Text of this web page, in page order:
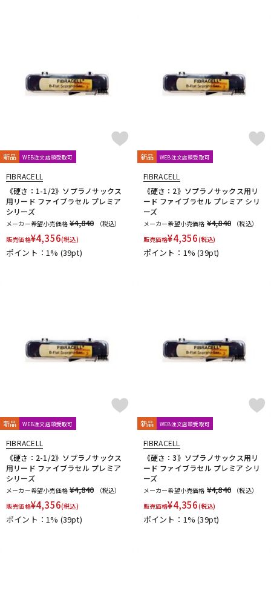
新品 WEB注文店頭受取可
FIBRACELL
《硬さ：1-1/2》ソプラノサックス
用リード ファイブラセル プレミア
シリーズ
メーカー希望小売価格 ¥4,840
（税込）
販売価格¥4,356(税込)
ポイント：1% (39pt)
新品 WEB注文店頭受取可
FIBRACELL
《硬さ：2》ソプラノサックス用リ
ード ファイブラセル プレミア シリ
ーズ
メーカー希望小売価格 ¥4,840
（税込）
販売価格¥4,356(税込)
ポイント：1%(39pt)
新品 WEB注文店頭受取可
FIBRACELL
《硬さ：2-1/2》ソプラノサックス
用リード ファイブラセル プレミア
シリーズ
メーカー希望小売価格 ¥4,840
（税込）
販売価格¥4,356(税込)
ポイント：1% (39pt)
新品 WEB注文店頭受取可
FIBRACELL
《硬さ：3》ソプラノサックス用リ
ード ファイブラセル プレミア シリ
ーズ
メーカー希望小売価格 ¥4,840
（税込）
販売価格¥4,356(税込)
ポイント：1%(39pt)